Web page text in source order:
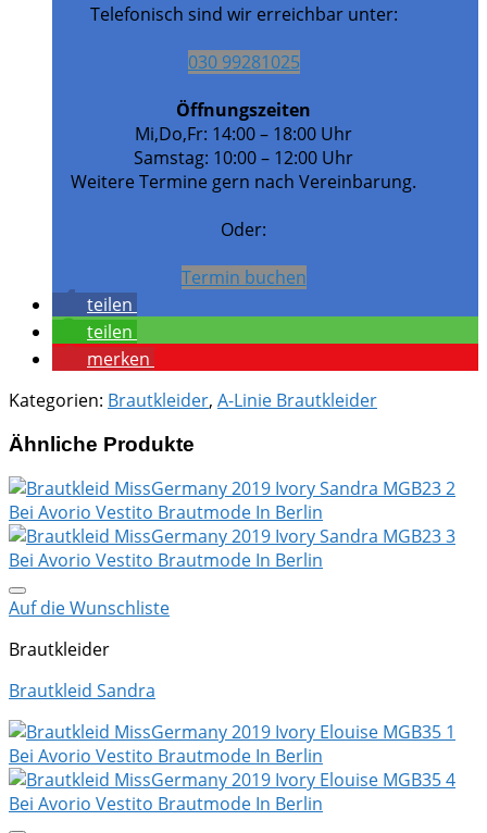
Telefonisch sind wir erreichbar unter:
030 99281025
Öffnungszeiten
Mi,Do,Fr: 14:00 – 18:00 Uhr
Samstag: 10:00 – 12:00 Uhr
Weitere Termine gern nach Vereinbarung.
Oder:
Termin buchen
teilen
teilen
merken
Kategorien: Brautkleider, A-Linie Brautkleider
Ähnliche Produkte
Auf die Wunschliste
Brautkleider
Brautkleid Sandra